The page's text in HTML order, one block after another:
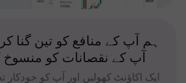
ہم آپ کے منافع کو تین گنا
آپ کے نقصانات کو منسوخ
ایک اکاؤنٹ کھولیں اور آپ کو خودکار